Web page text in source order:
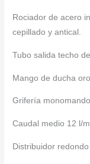
Rociador de acero
cepillado y antical.
Tubo salida techo
Mango de ducha
Grifería
Caudal medio 12 l/
Distribuidor